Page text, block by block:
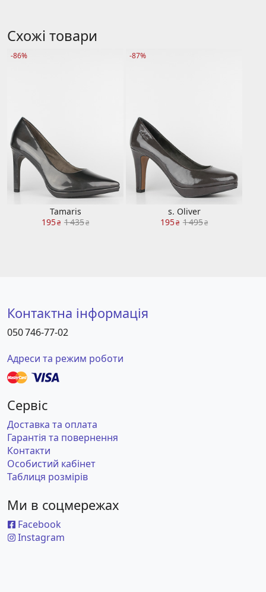
Схожі товари
-86%
Tamaris
195₴ 1 435₴
-87%
s. Oliver
195₴ 1 495₴
Контактна інформація
050 746-77-02
Адреси та режим роботи
Сервіс
Доставка та оплата
Гарантія та повернення
Контакти
Особистий кабінет
Таблиця розмірів
Ми в соцмережах
Facebook
Instagram